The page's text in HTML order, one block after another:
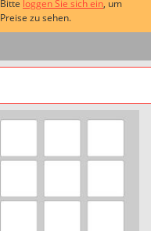
Bitte loggen Sie sich ein, um
Preise zu sehen.